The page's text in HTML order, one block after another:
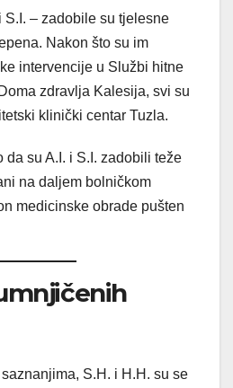
S.I. – zadobile su tjelesne
Nakon što su im
intervencije u Službi hitne
zdravlja Kalesija, svi su
klinički centar Tuzla.
da su A.I. i S.I. zadobili teže
na daljem bolničkom
medicinske obrade pušten
S.H. i H.H. su se